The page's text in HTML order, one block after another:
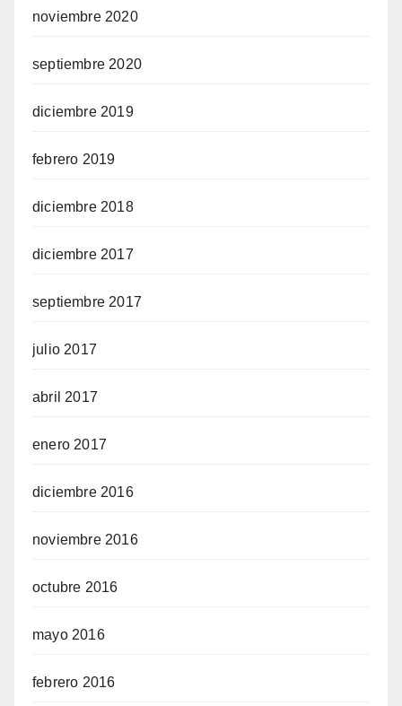
noviembre 2020
septiembre 2020
diciembre 2019
febrero 2019
diciembre 2018
diciembre 2017
septiembre 2017
julio 2017
abril 2017
enero 2017
diciembre 2016
noviembre 2016
octubre 2016
mayo 2016
febrero 2016